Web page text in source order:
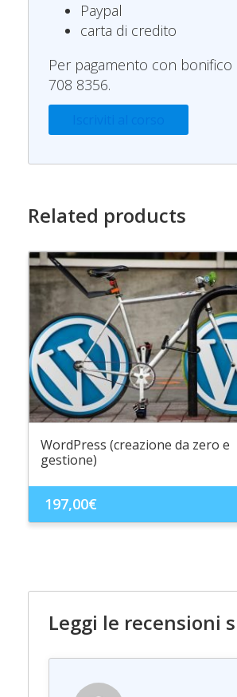
Paypal
carta di credito
Per pagamento con
708 8356.
Related products
WordPress (creazione da zero e
gestione)
197,00€
Leggi le recensioni